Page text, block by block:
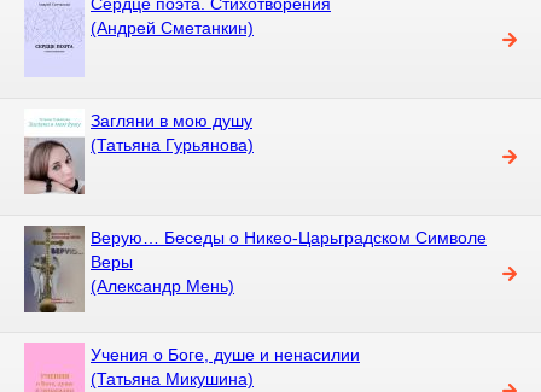
(Андрей Сметанкин)
Загляни в мою душу
(Татьяна Гурьянова)
Верую… Беседы о Никео-Царьградском Символе
Веры
(Александр Мень)
Учения о Боге, душе и ненасилии
(Татьяна Микушина)